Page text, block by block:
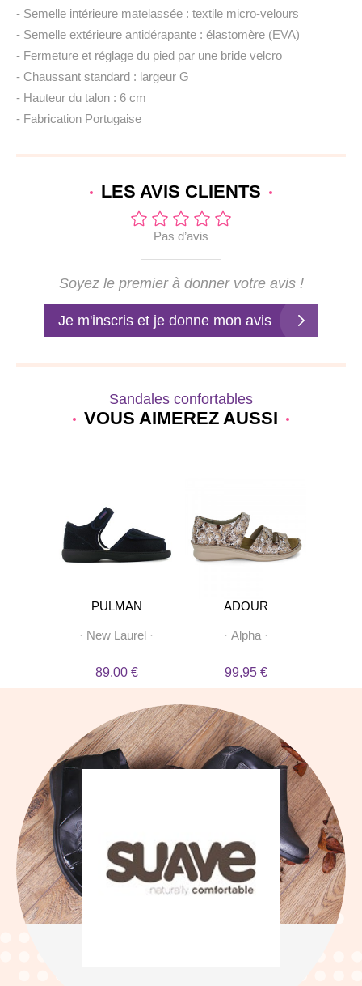
- Semelle intérieure matelassée : textile micro-velours
- Semelle extérieure antidérapante : élastomère (EVA)
- Fermeture et réglage du pied par une bride velcro
- Chaussant standard : largeur G
- Hauteur du talon : 6 cm
- Fabrication Portugaise
LES AVIS CLIENTS
Pas d’avis
Soyez le premier à donner votre avis !
Je m'inscris et je donne mon avis
Sandales confortables
VOUS AIMEREZ AUSSI
PULMAN
· New Laurel ·
89,00 €
ADOUR
· Alpha·
99,95 €